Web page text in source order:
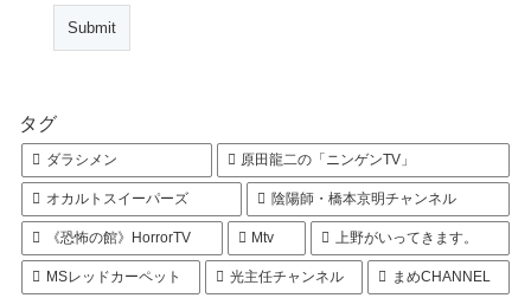
タグ
ダラシメン 原田龍二の「ニンゲンTV」
オカルトスイーパーズ 陰陽師・橋本京明チャンネル
《恐怖の館》HorrorTV Mtv 上野がいってきます。
MSレッドカーペット 光主任チャンネル まめCHANNEL